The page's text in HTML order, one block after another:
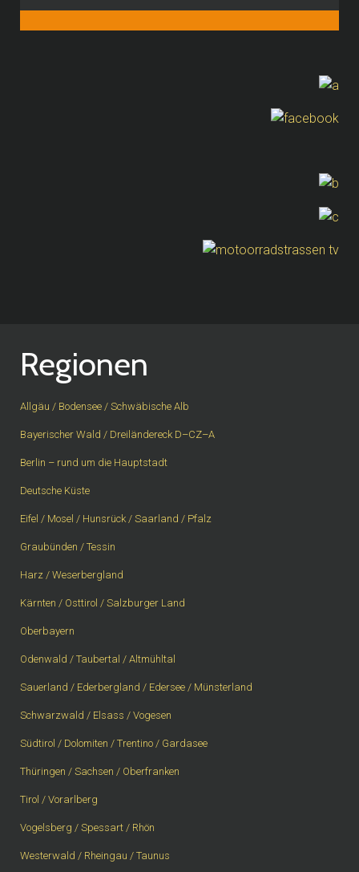
Regionen
Allgäu / Bodensee / Schwäbische Alb
Bayerischer Wald / Dreiländereck D–CZ–A
Berlin – rund um die Hauptstadt
Deutsche Küste
Eifel / Mosel / Hunsrück / Saarland / Pfalz
Graubünden / Tessin
Harz / Weserbergland
Kärnten / Osttirol / Salzburger Land
Oberbayern
Odenwald / Taubertal / Altmühltal
Sauerland / Ederbergland / Edersee / Münsterland
Schwarzwald / Elsass / Vogesen
Südtirol / Dolomiten / Trentino / Gardasee
Thüringen / Sachsen / Oberfranken
Tirol / Vorarlberg
Vogelsberg / Spessart / Rhön
Westerwald / Rheingau / Taunus